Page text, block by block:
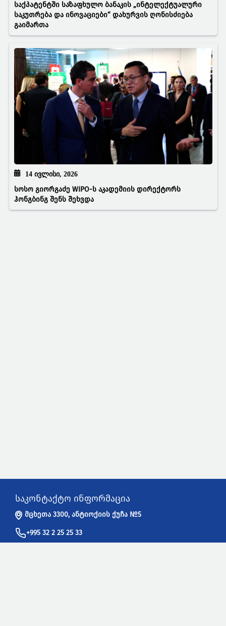
საქპატენტში საზაფხულო ბანაკის „ინტელექტუალური
საკუთრება და ინოვაციები“ დახურვის ღონისძიება
გაიმართა
14 ᲘᲕᲚᲘᲡᲘ, 2026
სოსო გიორგაძე WIPO-ს აკადემიის დირექტორს
ჰონგბინგ შენს შეხვდა
საკონტაქტო ინფორმაცია
მცხეთა 3300, ანტიოქიის ქუჩა №5
+995 32 2 25 25 33